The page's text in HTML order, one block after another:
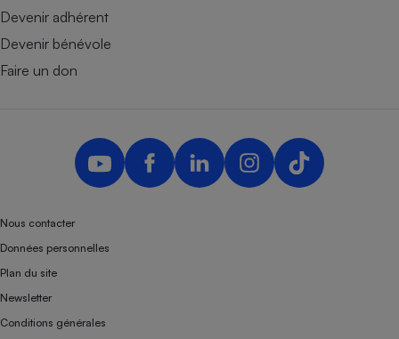
Devenir adhérent
Devenir bénévole
Faire un don
Nous contacter
Données personnelles
Plan du site
Newsletter
Conditions générales